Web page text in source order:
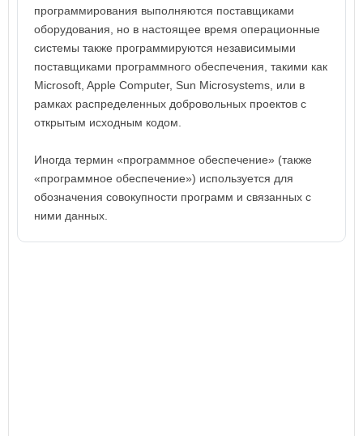
программирования выполняются поставщиками
оборудования, но в настоящее время операционные
системы также программируются независимыми
поставщиками программного обеспечения, такими как
Microsoft, Apple Computer, Sun Microsystems, или в
рамках распределенных добровольных проектов с
открытым исходным кодом.
Иногда термин «программное обеспечение» (также
«программное обеспечение») используется для
обозначения совокупности программ и связанных с
ними данных.